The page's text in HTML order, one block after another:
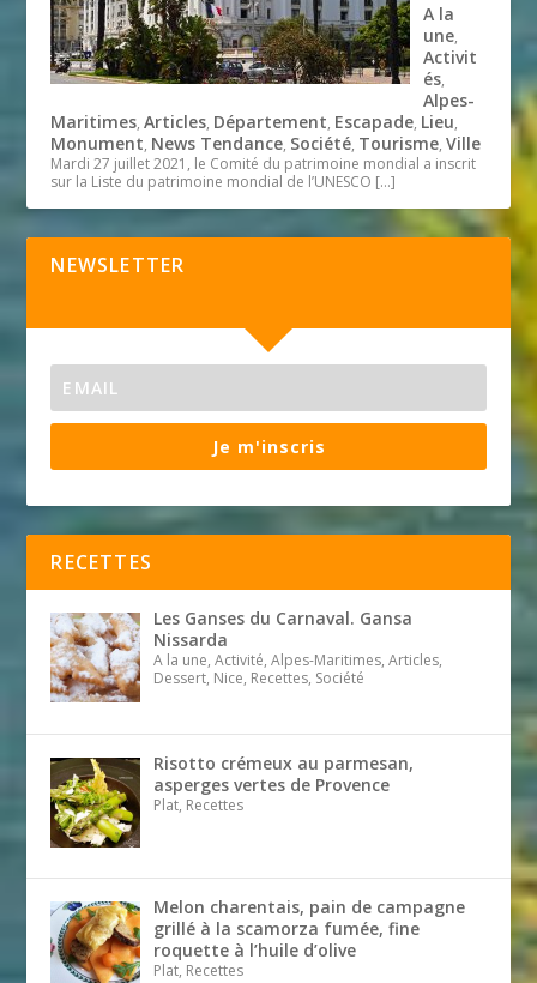
A la
une,
Activit
és,
Alpes-
Maritimes,Articles, Département, Escapade, Lieu,
Monument, News Tendance, Société, Tourisme,Ville
Mardi 27 juillet 2021, le Comité du patrimoine mondial a inscrit
sur la Liste du patrimoine mondial de l’UNESCO […]
NEWSLETTER
Je m'inscris
RECETTES
Les Ganses du Carnaval. Gansa
Nissarda
A la une, Activité, Alpes-Maritimes, Articles,
Dessert, Nice, Recettes, Société
Risotto crémeux au parmesan,
asperges vertes de Provence
Plat, Recettes
Melon charentais, pain de campagne
grillé à la scamorza fumée, fine
roquette à l’huile d’olive
Plat, Recettes